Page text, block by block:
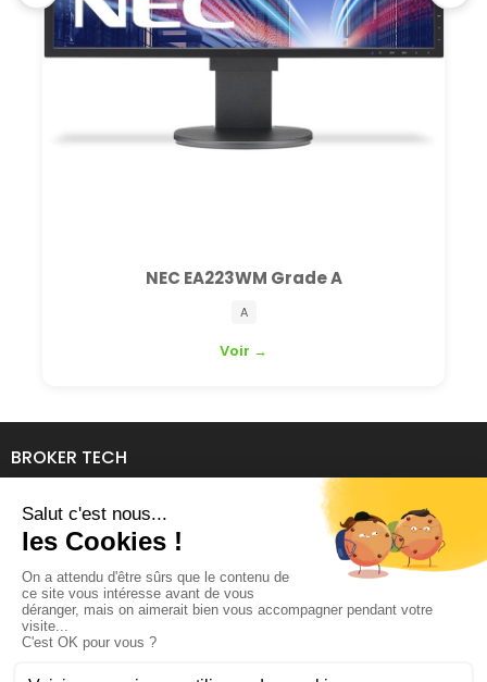
NEC EA223WM Grade A
A
Voir →
BROKER TECH
134 Avenue de l'Industrie
69140 RILLIEUX-LA-PAPE
04 78 39 94 06
contact@brokertech.fr
MON COMPTE